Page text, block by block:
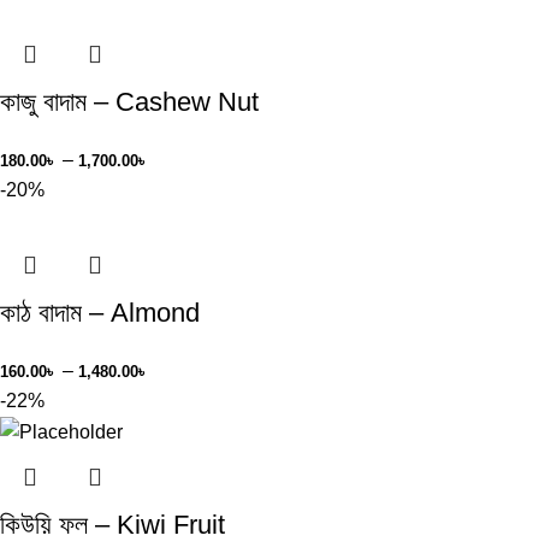
কাজু বাদাম – Cashew Nut
180.00৳ – 1,700.00৳
-20%
কাঠ বাদাম – Almond
160.00৳ – 1,480.00৳
-22%
কিউয়ি ফল – Kiwi Fruit